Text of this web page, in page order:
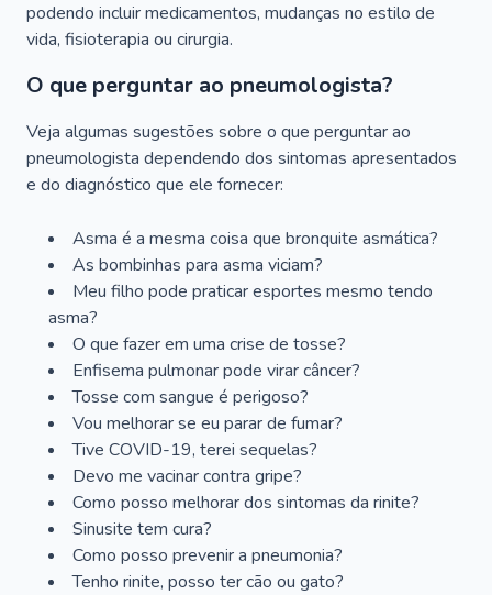
podendo incluir medicamentos, mudanças no estilo de
vida, fisioterapia ou cirurgia.
O que perguntar ao pneumologista?
Veja algumas sugestões sobre o que perguntar ao
pneumologista dependendo dos sintomas apresentados
e do diagnóstico que ele fornecer:
Asma é a mesma coisa que bronquite asmática?
As bombinhas para asma viciam?
Meu filho pode praticar esportes mesmo tendo
asma?
O que fazer em uma crise de tosse?
Enfisema pulmonar pode virar câncer?
Tosse com sangue é perigoso?
Vou melhorar se eu parar de fumar?
Tive COVID-19, terei sequelas?
Devo me vacinar contra gripe?
Como posso melhorar dos sintomas da rinite?
Sinusite tem cura?
Como posso prevenir a pneumonia?
Tenho rinite, posso ter cão ou gato?